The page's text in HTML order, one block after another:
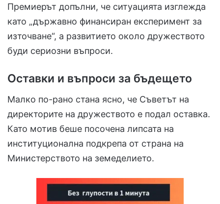
Премиерът допълни, че ситуацията изглежда
като „държавно финансиран експеримент за
източване“, а развитието около дружеството
буди сериозни въпроси.
Оставки и въпроси за бъдещето
Малко по-рано стана ясно, че Съветът на
директорите на дружеството е подал оставка.
Като мотив беше посочена липсата на
институционална подкрепа от страна на
Министерството на земеделието.